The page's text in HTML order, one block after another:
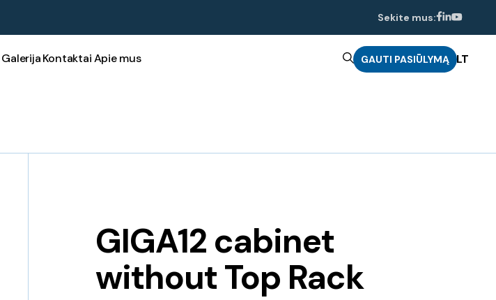
Sekite mus:
GalerijaKontaktaiApie mus GAUTI PASIŪLYMĄ LT
GIGA12 cabinet
without Top Rack